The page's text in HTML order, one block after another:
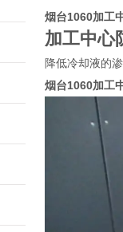
烟台1060加工
加工中心
降低冷却液的
烟台1060加工